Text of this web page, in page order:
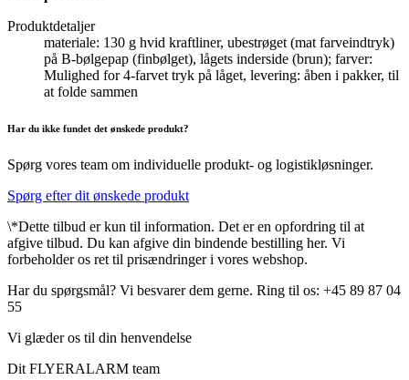
Produktdetaljer
materiale: 130 g hvid kraftliner, ubestrøget (mat farveindtryk)
på B-bølgepap (finbølget), lågets inderside (brun); farver:
Mulighed for 4-farvet tryk på låget, levering: åben i pakker, til
at folde sammen
Har du ikke fundet det ønskede produkt?
Spørg vores team om individuelle produkt- og logistikløsninger.
Spørg efter dit ønskede produkt
\*Dette tilbud er kun til information. Det er en opfordring til at
afgive tilbud. Du kan afgive din bindende bestilling her. Vi
forbeholder os ret til prisændringer i vores webshop.
Har du spørgsmål? Vi besvarer dem gerne. Ring til os: +45 89 87 04
55
Vi glæder os til din henvendelse
Dit FLYERALARM team